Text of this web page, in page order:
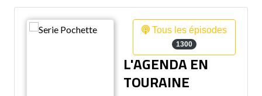
Tous les épisodes
1300
L'AGENDA EN
TOURAINE